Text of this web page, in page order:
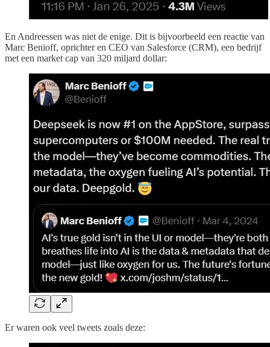
En Andreessen was niet de enige. Dit is bijvoorbeeld een reactie van
Marc Benioff, oprichter en CEO van Salesforce (CRM), een bedrijf
met een market cap van 320 miljard dollar:
Er waren ook veel tweets zoals deze: